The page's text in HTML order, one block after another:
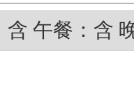
含 午餐：含